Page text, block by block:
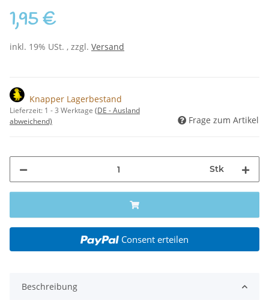
1,95 €
inkl. 19% USt. , zzgl. Versand
Knapper Lagerbestand
Lieferzeit: 1 - 3 Werktage (DE - Ausland
abweichend)
Frage zum Artikel
Stk
Consent erteilen
Beschreibung